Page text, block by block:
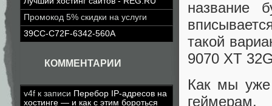
Промокод 5% скидки на услуги
39CC-C72F-6342-560A
КОММЕНТАРИИ
v4f к записи Перебор IP-адресов на
хостинге — и как с этим бороться
название
такой
9070 XT
Как мы уже